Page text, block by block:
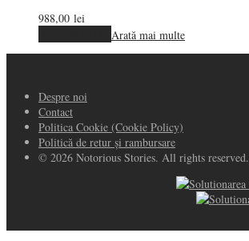
988,00 lei
Arată mai multe
Despre noi
Contact
Politica Cookie (Cookie Policy)
Politică de retur și rambursare
© 2026 Notorious Stories. All rights reserved.